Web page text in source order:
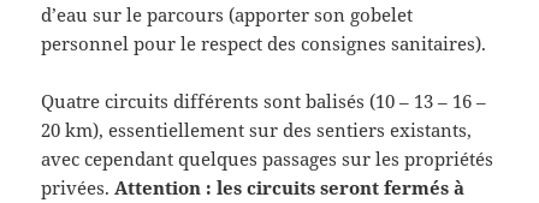
d’eau sur le parcours (apporter son gobelet
personnel pour le respect des consignes sanitaires).
Quatre circuits différents sont balisés (10 – 13 – 16 –
20 km), essentiellement sur des sentiers existants,
avec cependant quelques passages sur les propriétés
privées.Attention : les circuits seront fermés à